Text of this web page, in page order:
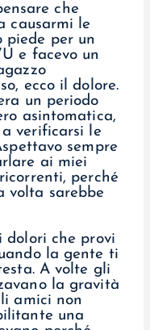
che
causarmi le
piede per un
e facevo un
ecco il dolore.
un periodo
asintomatica,
verificarsi le
sempre
ai miei
perché
volta sarebbe
dolori che provi
la gente ti
A volte gli
la gravità
amici non
una